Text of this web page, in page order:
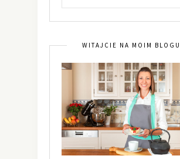
WITAJCIE NA MOIM BLOGU